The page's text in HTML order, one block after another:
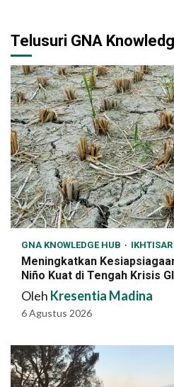
Telusuri GNA
GNA KNOWLEDGE HUB IKHTISAR
Meningkatkan
Niño Kuat di Tengah Krisis
Oleh Kresentia Madina
6 Agustus 2026